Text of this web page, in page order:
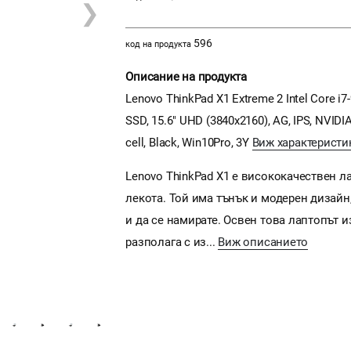
❯
код на продукта 596
Описание на продукта
Lenovo ThinkPad X1 Extreme 2 Intel Core
SSD, 15.6" UHD (3840x2160), AG, IPS,
cell, Black, Win10Pro, 3Y Виж
Lenovo ThinkPad X1 е висококачествен
лекота. Той има тънък и модерен
и да се намирате. Освен това лаптопът
разполага с из... Виж описанието